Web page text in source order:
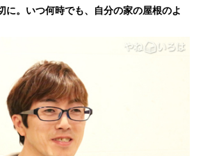
に。いつ何時でも、自分の家の屋根のよ